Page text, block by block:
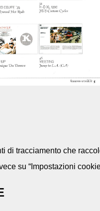
di tracciamento che
su “Impostazioni